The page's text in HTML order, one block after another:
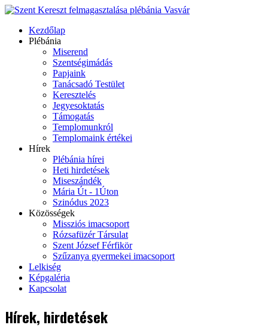
Kezdőlap
Plébánia
Miserend
Szentségimádás
Papjaink
Tanácsadó Testület
Keresztelés
Jegyesoktatás
Támogatás
Templomunkról
Templomaink értékei
Hírek
Plébánia hírei
Heti hirdetések
Miseszándék
Mária Út - 1Úton
Szinódus 2023
Közösségek
Missziós imacsoport
Rózsafüzér Társulat
Szent József Férfikör
Szűzanya gyermekei imacsoport
Lelkiség
Képgaléria
Kapcsolat
Hírek, hirdetések